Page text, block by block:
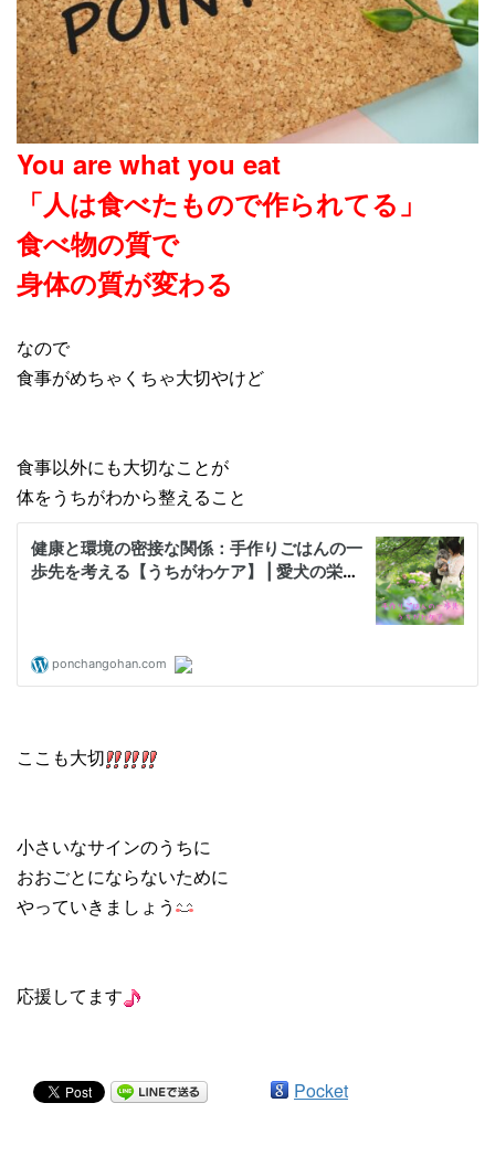
You are what you eat
「人は食べたもので作られてる」
食べ物の質で
身体の質が変わる
なので
食事がめちゃくちゃ大切やけど
食事以外にも大切なことが
体をうちがわから整えること
ここも大切
小さいなサインのうちに
おおごとにならないために
やっていきましょう
応援してます
Pocket